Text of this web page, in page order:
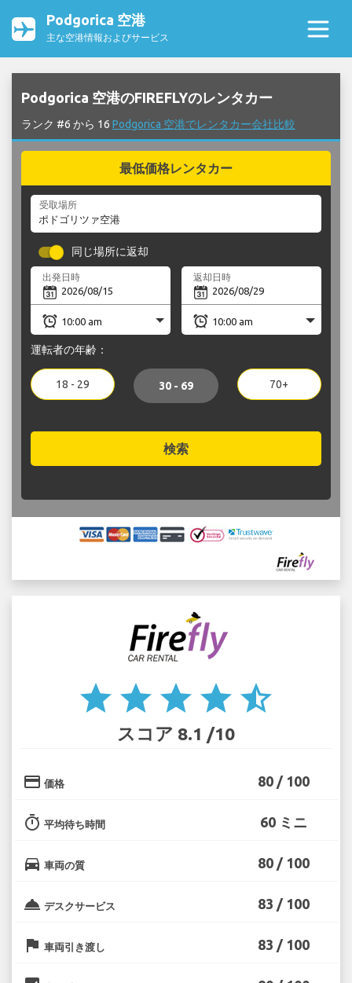
Podgorica 空港
主な空港情報およびサービス
Podgorica 空港のFIREFLYのレンタカー
ランク #6 から 16 Podgorica 空港でレンタカー会社比較
最低価格レンタカー
受取場所
同じ場所に返却
出発日時 返却日時
運転者の年齢：
18 - 29 30 - 69 70+
検索
star star star star star_half
スコア 8.1 /10
credit_card 価格 80 / 100
timer 平均待ち時間 60 ミニ
directions_car 車両の質 80 / 100
room_service デスクサービス 83 / 100
flag 車両引き渡し 83 / 100